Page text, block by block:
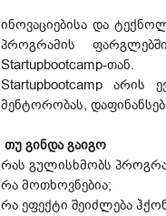
ინოვაციებისა და
პროგრამის
Startupbootcamp-თან.
Startupbootcamp არის
მენტორობას,
თუ გინდა გაიგო
რას გულისხმობს
რა მოთხოვნებია;
რა ეფექტი შეიძლება